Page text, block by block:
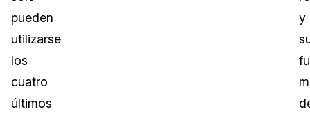
pueden
utilizarse
los
cuatro
últimos
y